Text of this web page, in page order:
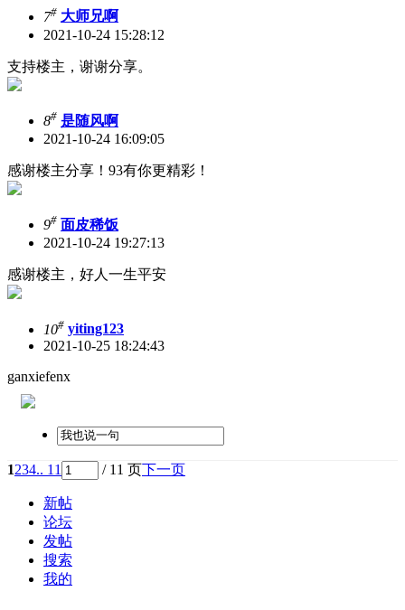
7# 大师兄啊
2021-10-24 15:28:12
支持楼主，谢谢分享。
8# 是随风啊
2021-10-24 16:09:05
感谢楼主分享！93有你更精彩！
9# 面皮稀饭
2021-10-24 19:27:13
感谢楼主，好人一生平安
10# yiting123
2021-10-25 18:24:43
ganxiefenx
1234.. 11 / 11 页下一页
新帖
论坛
发帖
搜索
我的